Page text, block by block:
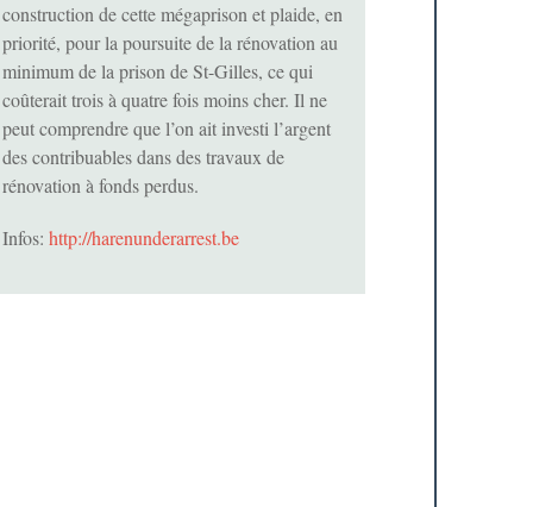
construction de cette mégaprison et plaide, en
priorité, pour la poursuite de la rénovation au
minimum de la prison de St-Gilles, ce qui
coûterait trois à quatre fois moins cher. Il ne
peut comprendre que l’on ait investi l’argent
des contribuables dans des travaux de
rénovation à fonds perdus.
Infos: http://harenunderarrest.be